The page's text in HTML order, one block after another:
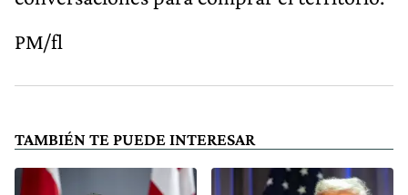
PM/fl
TAMBIÉN TE PUEDE INTERESAR